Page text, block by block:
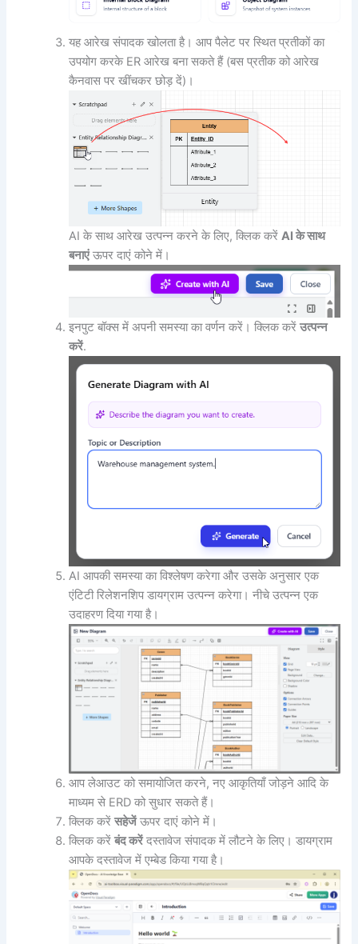
यह आरेख संपादक खोलता है। आप पैलेट पर स्थित प्रतीकों का
उपयोग करके ER आरेख बना सकते हैं (बस प्रतीक को आरेख
कैनवास पर खींचकर छोड़ दें)।
AI के साथ आरेख उत्पन्न करने के लिए, क्लिक करेंAI के साथ
बनाएंऊपर दाएं कोने में।
इनपुट बॉक्स में अपनी समस्या का वर्णन करें। क्लिक करेंउत्पन्न
करें.
AI आपकी समस्या का विश्लेषण करेगा और उसके अनुसार एक
एंटिटी रिलेशनशिप डायग्राम उत्पन्न करेगा। नीचे उत्पन्न एक
उदाहरण दिया गया है।
आप लेआउट को समायोजित करने, नए आकृतियाँ जोड़ने आदि के
माध्यम से ERD को सुधार सकते हैं।
क्लिक करेंसहेजेंऊपर दाएं कोने में।
क्लिक करेंबंद करेंदस्तावेज संपादक में लौटने के लिए। डायग्राम
आपके दस्तावेज में एम्बेड किया गया है।